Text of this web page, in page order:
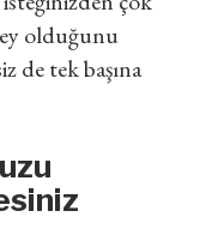
olduğunu
de tek başına